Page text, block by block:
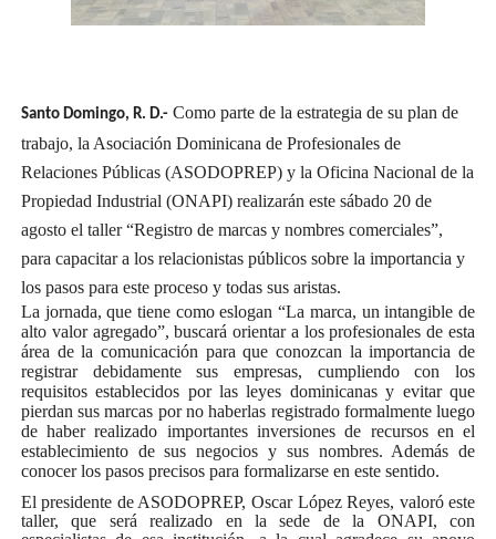
Santo Domingo, R. D.-Como parte de la estrategia de su plan de
trabajo, la Asociación Dominicana de Profesionales de
Relaciones Públicas (ASODOPREP) y la Oficina Nacional de la
Propiedad Industrial (ONAPI) realizarán este sábado 20 de
agosto el taller “Registro de marcas y nombres comerciales”,
para capacitar a los relacionistas públicos sobre la importancia y
los pasos para este proceso y todas sus aristas.
La jornada, que tiene como eslogan “La marca, un intangible de
alto valor agregado”, buscará orientar a los profesionales de esta
área de la comunicación para que conozcan la importancia de
registrar debidamente sus empresas, cumpliendo con los
requisitos establecidos por las leyes dominicanas y evitar que
pierdan sus marcas por no haberlas registrado formalmente luego
de haber realizado importantes inversiones de recursos en el
establecimiento de sus negocios y sus nombres. Además de
conocer los pasos precisos para formalizarse en este sentido.
El presidente de ASODOPREP, Oscar López Reyes, valoró este
taller, que será realizado en la sede de la ONAPI, con